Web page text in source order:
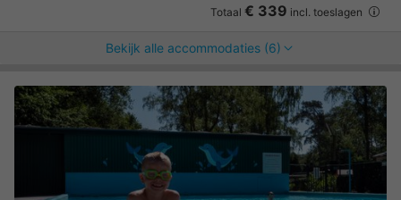
Totaal € 339 incl. toeslagen
Bekijk alle accommodaties (6)